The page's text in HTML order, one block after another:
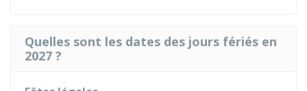
Quelles sont les dates des jours fériés en
2027 ?